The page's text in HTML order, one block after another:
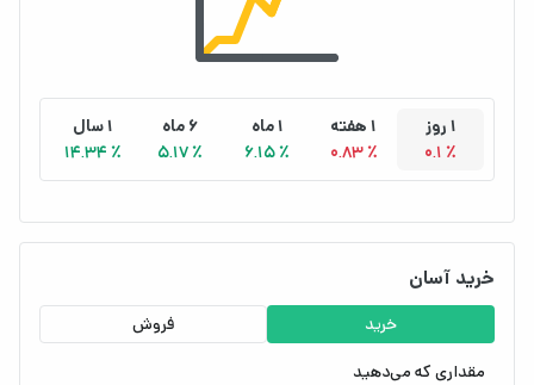
1 روز
0.1 ٪
1 هفته
0.83 ٪
1 ماه
6.15 ٪
6 ماه
5.17 ٪
1 سال
14.34 ٪
خرید آسان
خرید
فروش
مقداری که می‌دهید